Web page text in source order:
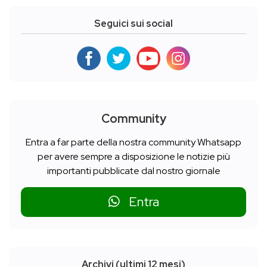
Seguici sui social
Community
Entra a far parte della nostra community Whatsapp
per avere sempre a disposizione le notizie più
importanti pubblicate dal nostro giornale
Entra
Archivi (ultimi 12 mesi)